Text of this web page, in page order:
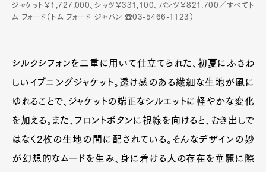
ジャケット￥1,727,000、シャツ￥331,100、パンツ￥821,700／すべてト
ム フォード（トム フォード ジャパン ☎03-5466-1123）
シルクシフォンを二重に用いて仕立てられた、初夏にふさわ
しいイブニングジャケット。透け感のある繊細な生地が風に
ゆれることで、ジャケットの端正なシルエットに軽やかな変化
を加える。また、フロントボタンに視線を向けると、むき出しで
はなく2枚の生地の間に配されている。そんなデザインの妙
が幻想的なムードを生み、身に着ける人の存在を華麗に際